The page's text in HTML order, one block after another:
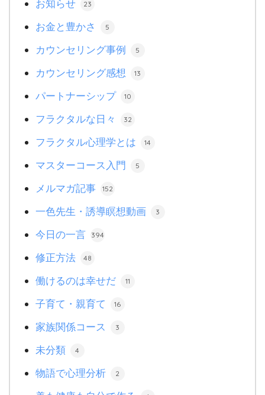
お知らせ 23
お金と豊かさ 5
カウンセリング事例 5
カウンセリング感想 13
パートナーシップ 10
フラクタルな日々 32
フラクタル心理学とは 14
マスターコース入門 5
メルマガ記事 152
一色先生・誘導瞑想動画 3
今日の一言 394
修正方法 48
働けるのは幸せだ 11
子育て・親育て 16
家族関係コース 3
未分類 4
物語で心理分析 2